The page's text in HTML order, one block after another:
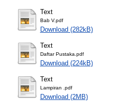
Text
Bab V.pdf
Download (282kB)
Text
Daftar Pustaka.pdf
Download (224kB)
Text
Lampiran .pdf
Download (2MB)